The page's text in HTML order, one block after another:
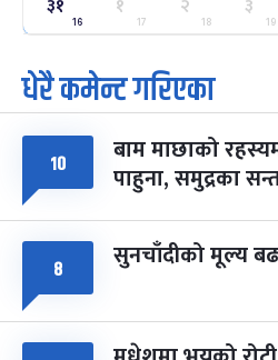
मंगल फाल्गुन २५, २०८३ Mar 9, 2027
७
आइत
पूर्णिमा व्रत
चैत्र ७, २०८३-Mar 21, 2027
८ फागुपूर्णिमा
चैत्र ८, २०८३-Mar 22, 2027
16 17 18 19
धेरै कमेन्ट गरिएका
१० बाम माछाको
पाहुना, समुद्रका
८ सुनचाँदीको मूल्य